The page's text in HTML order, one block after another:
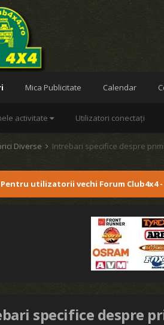
activitate Utilizatori conectați
Mica Publicitate Calendar
Diverse Intrebari specifice despre
Pentru utilizatorii vechi Forum Club4x4
specifice despre